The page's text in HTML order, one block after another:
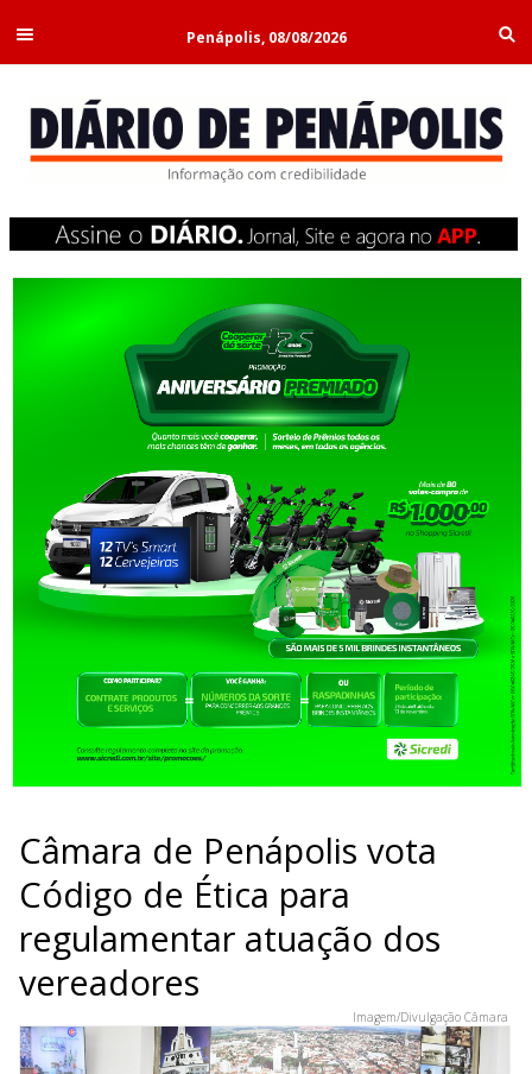
Penápolis, 08/08/2026
Câmara de Penápolis vota
Código de Ética para
regulamentar atuação dos
vereadores
Imagem/Divulgação Câmara